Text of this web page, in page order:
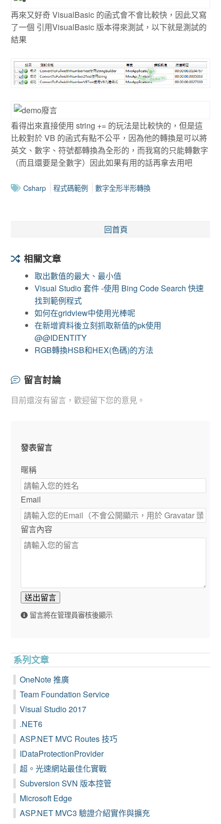
再來又好奇 VisualBasic 的函式會不會比較快，因此又寫
了一個 引用VisualBasic 版本得來測試，以下就是測試的
結果
看得出來直接使用 string += 的玩法是比較快的，但是這
比較對於 VB 的函式有點不公平，因為他的轉換是可以將
英文、數字、符號都轉換為全形的，而我寫的只能轉數字
（而且還要是全數字）因此如果有用的話再拿去用吧
Csharp 程式碼範例 數字全形半形轉換
回首頁
相關文章
取出數值的最大、最小值
Visual Studio 套件 -使用 Bing Code Search 快速
找到範例程式
如何在gridview中使用光棒呢
在新增資料後立刻抓取新值的pk使用
@@IDENTITY
RGB轉換HSB和HEX(色碼)的方法
留言討論
目前還沒有留言，歡迎留下您的意見。
發表留言
暱稱
Email
留言內容
送出留言
留言將在管理員審核後顯示
系列文章
OneNote 推廣
Team Foundation Service
Visual Studio 2017
.NET6
ASP.NET MVC Routes 技巧
IDataProtectionProvider
超。光速網站最佳化實戰
Subversion SVN 版本控管
Microsoft Edge
ASP.NET MVC3 驗證介紹實作與擴充